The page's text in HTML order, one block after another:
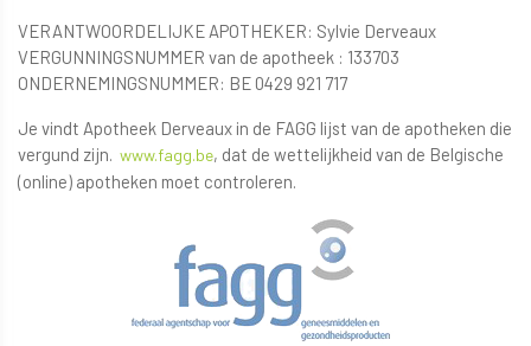
VERANTWOORDELIJKE APOTHEKER: Sylvie Derveaux
VERGUNNINGSNUMMER van de apotheek : 133703
ONDERNEMINGSNUMMER: BE 0429 921 717
Je vindt Apotheek Derveaux in de FAGG lijst van de apotheken die
vergund zijn. www.fagg.be, dat de wettelijkheid van de Belgische
(online) apotheken moet controleren.